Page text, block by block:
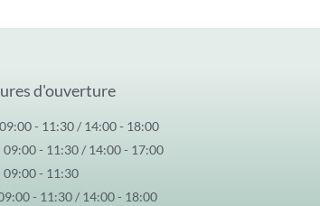
d'ouverture
- 11:30 / 14:00 - 18:00
09:00 - 11:30 / 14:00 - 17:00
09:00 - 11:30
- 11:30 / 14:00 - 18:00